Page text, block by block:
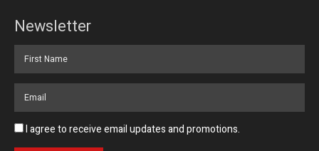
Newsletter
I agree to receive email updates and promotions.